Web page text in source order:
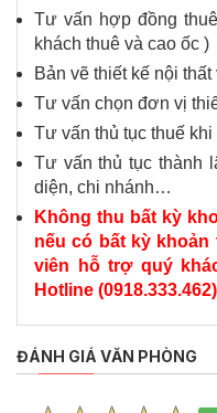
Tư vấn hợp đồng
khách thuê và cao ốc )
Bản vẽ thiết kế nội thất
Tư vấn chọn đơn vị
Tư vấn thủ tục thuế
Tư vấn thủ tục thành
diện, chi nhánh…
Không thu bất kỳ
nếu có bất kỳ
viên hỗ trợ quý
Hotline
ĐÁNH GIÁ VĂN PHÒNG